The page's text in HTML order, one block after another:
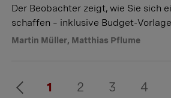
Der Beobachter zeigt, wie Sie sich
schaffen – inklusive Budget-
Martin Müller, Matthias Pflume
1 2 3 4